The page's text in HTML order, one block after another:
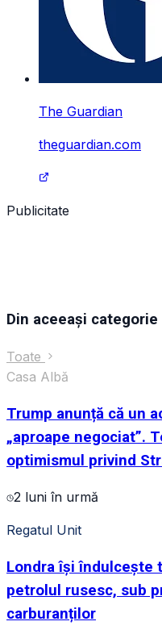
Președintele
The Guardian
theguardian.com
Publicitate
Din aceeași categorie
Toate
Casa Albă
Trump anunță că un
„aproape negociat”.
optimismul privind
2 luni în urmă
Regatul Unit
Londra își îndulcește
petrolul rusesc, sub
carburanților